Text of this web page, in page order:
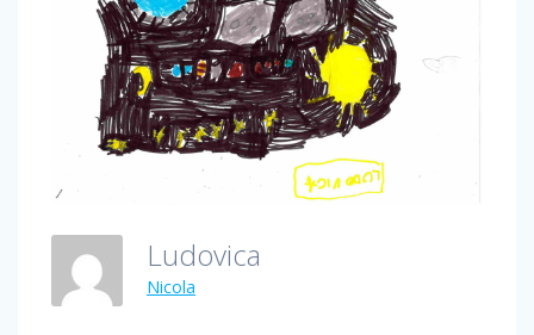
Ludovica
Nicola